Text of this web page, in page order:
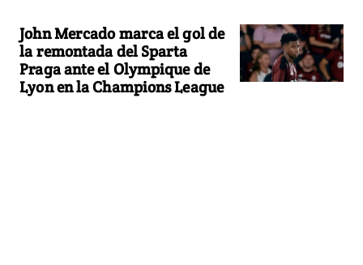
John Mercado marca el gol de
la remontada del Sparta
Praga ante el Olympique de
Lyon en la Champions League